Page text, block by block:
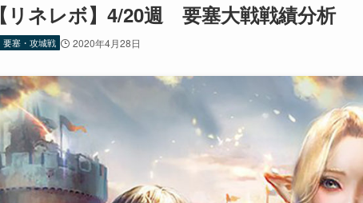
【リネレボ】4/20週 要塞大戦戦績分析
要塞・攻城戦 2020年4月28日